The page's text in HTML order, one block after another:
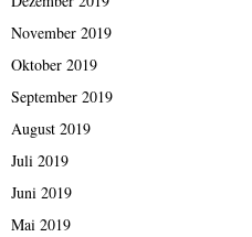
November 2019
Oktober 2019
September 2019
August 2019
Juli 2019
Juni 2019
Mai 2019